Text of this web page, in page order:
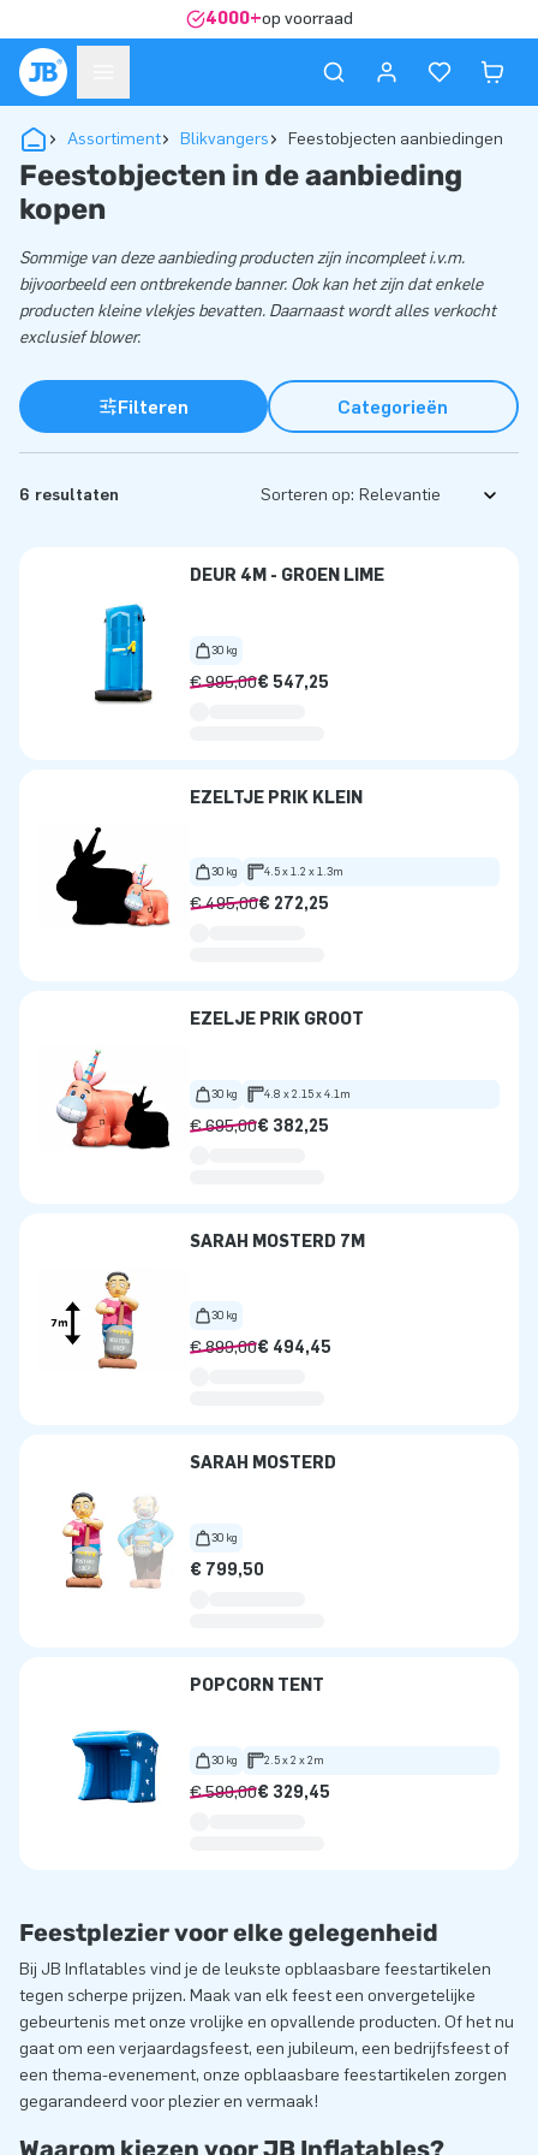
4000+op voorraad
Assortiment Blikvangers Feestobjecten aanbiedingen
Feestobjecten in de aanbieding
kopen
Sommige van deze aanbieding producten zijn incompleet i.v.m.
bijvoorbeeld een ontbrekende banner. Ook kan het zijn dat enkele
producten kleine vlekjes bevatten. Daarnaast wordt alles verkocht
exclusief blower.
Filteren Categorieën
6 resultaten Sorteren op:
DEUR 4M - GROEN LIME
30 kg
€ 995,00€ 547,25
EZELTJE PRIK KLEIN
30 kg 4.5 x 1.2 x 1.3m
€ 495,00€ 272,25
EZELJE PRIK GROOT
30 kg 4.8 x 2.15 x 4.1m
€ 695,00€ 382,25
SARAH MOSTERD 7M
30 kg
€ 899,00€ 494,45
SARAH MOSTERD
30 kg
€ 799,50
POPCORN TENT
30 kg 2.5 x 2 x 2m
€ 599,00€ 329,45
Feestplezier voor elke gelegenheid
Bij JB Inflatables vind je de leukste opblaasbare feestartikelen
tegen scherpe prijzen. Maak van elk feest een onvergetelijke
gebeurtenis met onze vrolijke en opvallende producten. Of het nu
gaat om een verjaardagsfeest, een jubileum, een bedrijfsfeest of
een thema-evenement, onze opblaasbare feestartikelen zorgen
gegarandeerd voor plezier en vermaak!
Waarom kiezen voor JB Inflatables?